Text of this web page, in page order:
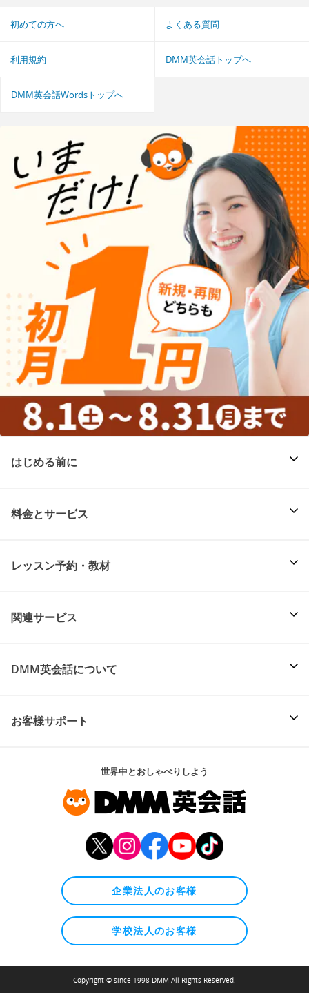
初めての方へ よくある質問
利用規約 DMM英会話トップへ
DMM英会話Wordsトップへ
はじめる前に
料金とサービス
レッスン予約・教材
関連サービス
DMM英会話について
お客様サポート
世界中とおしゃべりしよう
企業法人のお客様
学校法人のお客様
Copyright © since 1998 DMM All Rights Reserved.